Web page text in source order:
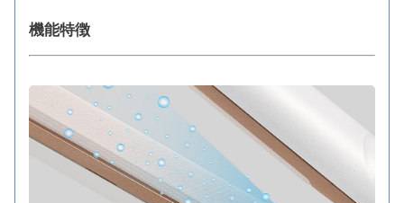
機能特徴